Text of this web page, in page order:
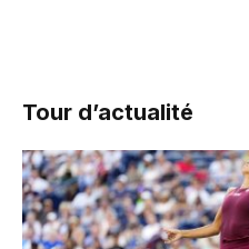
Tour d’actualité